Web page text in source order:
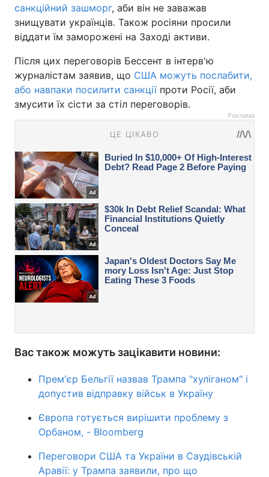
санкційний зашморг, аби він не заважав
знищувати українців. Також росіяни просили
віддати їм заморожені на Заході активи.
Після цих переговорів Бессент в інтерв'ю
журналістам заявив, що США можуть послабити,
або навпаки посилити санкціїпроти Росії, аби
змусити їх сісти за стіл переговорів.
Реклама
Вас також можуть зацікавити новини:
Прем'єр Бельгії назвав Трампа "хуліганом" і
допустив відправку військ в Україну
Європа готується вирішити проблему з
Орбаном, - Bloomberg
Переговори США та України в Саудівській
Аравії: у Трампа заявили, про що